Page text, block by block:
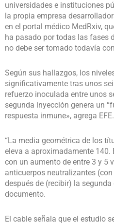
universidades e instituciones
la propia empresa
en el portal médico MedRxiv,
ha pasado por todas las fases
no debe ser tomado todavía
Según sus hallazgos, los
significativamente tras unos
refuerzo inoculada entre unos
segunda inyección genera un
respuesta inmune», agrega EFE.
“La media geométrica de los
eleva a aproximadamente 140.
con un aumento de entre 3 y 5
anticuerpos neutralizantes
después de (recibir) la segunda
documento.
El cable señala que el estudio